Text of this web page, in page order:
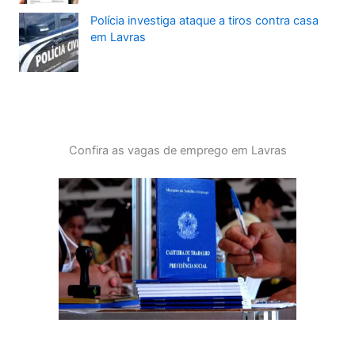
Polícia investiga ataque a tiros contra casa
em Lavras
Confira as vagas de emprego em Lavras